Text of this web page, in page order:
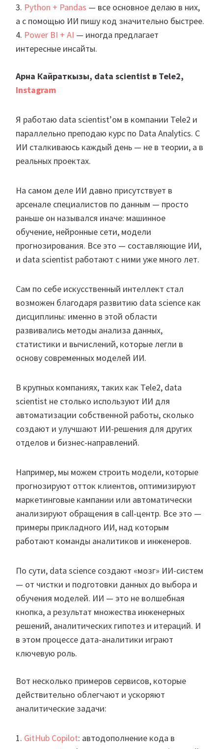
3. Python + Pandas — все основное делаю в них,
а с помощью ИИ пишу код значительно быстрее.
4. Power BI + AI — иногда предлагает
интересные инсайты.
Арна Кайраткызы, data scientist в Tele2,
Instagram
Я работаю data scientist’ом в компании Tele2 и
параллельно преподаю курс по Data Analytics. С
ИИ сталкиваюсь каждый день — не в теории, а в
реальных проектах.
На самом деле ИИ давно присутствует в
арсенале специалистов по данным — просто
раньше он назывался иначе: машинное
обучение, нейронные сети, модели
прогнозирования. Все это — составляющие ИИ,
и data scientist работают с ними уже много лет.
Сам по себе искусственный интеллект стал
возможен благодаря развитию data science как
дисциплины: именно в этой области
развивались методы анализа данных,
статистики и вычислений, которые легли в
основу современных моделей ИИ.
В крупных компаниях, таких как Tele2, data
scientist не столько используют ИИ для
автоматизации собственной работы, сколько
создают и улучшают ИИ-решения для других
отделов и бизнес-направлений.
Например, мы можем строить модели, которые
прогнозируют отток клиентов, оптимизируют
маркетинговые кампании или автоматически
анализируют обращения в call-центр. Все это —
примеры прикладного ИИ, над которым
работают команды аналитиков и инженеров.
По сути, data science создают «мозг» ИИ-систем
— от чистки и подготовки данных до выбора и
обучения моделей. ИИ — это не волшебная
кнопка, а результат множества инженерных
решений, аналитических гипотез и итераций. И
в этом процессе дата-аналитики играют
ключевую роль.
Вот несколько примеров сервисов, которые
действительно облегчают и ускоряют
аналитические задачи:
1. GitHub Copilot: автодополнение кода в